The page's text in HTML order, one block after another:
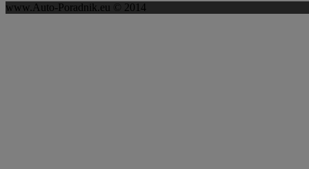
www.Auto-Poradnik.eu © 2014